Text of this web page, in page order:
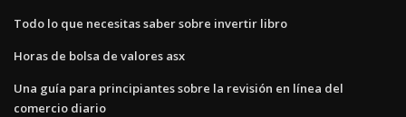
Todo lo que necesitas saber sobre invertir libro
Horas de bolsa de valores asx
Una guía para principiantes sobre la revisión en línea del
comercio diario